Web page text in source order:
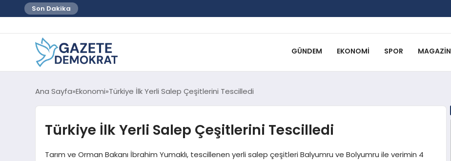
Son Dakika
GÜNDEM EKONOMI SPOR MAGAZIN
Ana Sayfa Ekonomi Türkiye İlk Yerli Salep Çeşitlerini Tescilledi
Türkiye İlk Yerli Salep Çeşitlerini Tescilledi
Tarım ve Orman Bakanı İbrahim Yumaklı, tescillenen yerli salep çeşitleri Balyumru ve Bolyumru ile verimin 4